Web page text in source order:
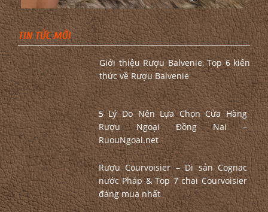
TIN TỨC MỚI
Giới thiệu Rượu Balvenie, Top 6 kiến
thức về Rượu Balvenie
5 Lý Do Nên Lựa Chọn Cửa Hàng
Rượu Ngoại Đồng Nai –
RuouNgoai.net
Rượu Courvoisier – Di sản Cognac
nước Pháp & Top 7 chai Courvoisier
đáng mua nhất